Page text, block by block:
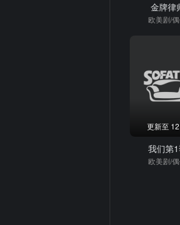
金牌律
欧美剧/
更新至
我们第
欧美剧/